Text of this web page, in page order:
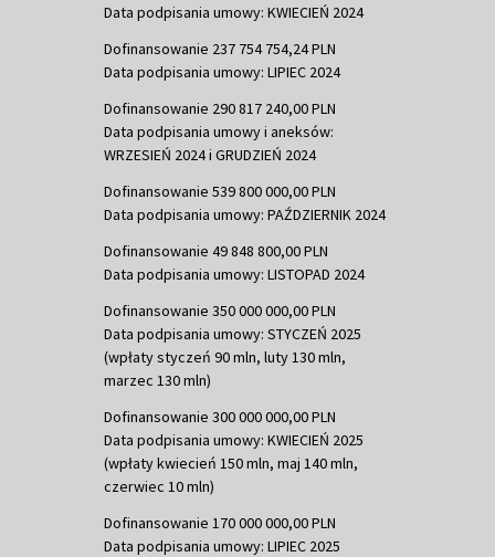
Data podpisania umowy: KWIECIEŃ 2024
Dofinansowanie 237 754 754,24 PLN
Data podpisania umowy: LIPIEC 2024
Dofinansowanie 290 817 240,00 PLN
Data podpisania umowy i aneksów:
WRZESIEŃ 2024 i GRUDZIEŃ 2024
Dofinansowanie 539 800 000,00 PLN
Data podpisania umowy: PAŹDZIERNIK 2024
Dofinansowanie 49 848 800,00 PLN
Data podpisania umowy: LISTOPAD 2024
Dofinansowanie 350 000 000,00 PLN
Data podpisania umowy: STYCZEŃ 2025
(wpłaty styczeń 90 mln, luty 130 mln,
marzec 130 mln)
Dofinansowanie 300 000 000,00 PLN
Data podpisania umowy: KWIECIEŃ 2025
(wpłaty kwiecień 150 mln, maj 140 mln,
czerwiec 10 mln)
Dofinansowanie 170 000 000,00 PLN
Data podpisania umowy: LIPIEC 2025